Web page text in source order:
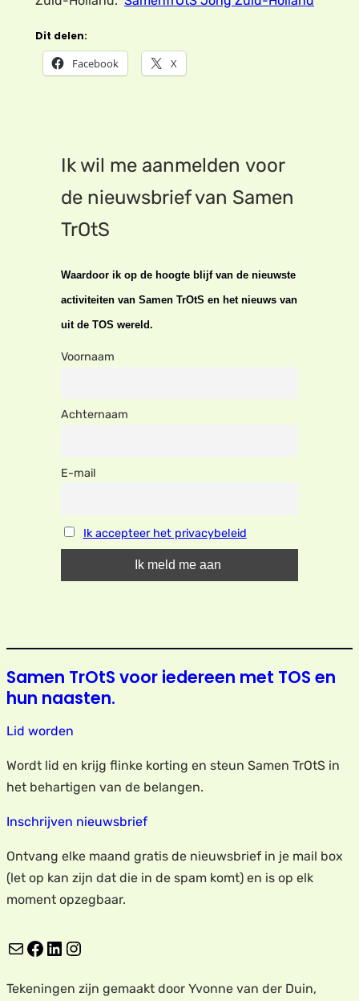
Dit delen:
Facebook X
Ik wil me aanmelden voor
de nieuwsbrief van Samen
TrOtS
Waardoor ik op de hoogte blijf van de nieuwste
activiteiten van Samen TrOtS en het nieuws van
uit de TOS wereld.
Voornaam
Achternaam
E-mail
Ik accepteer het privacybeleid
Samen TrOtS voor iedereen met TOS en
hun naasten.
Lid worden
Wordt lid en krijg flinke korting en steun Samen TrOtS in
het behartigen van de belangen.
Inschrijven nieuwsbrief
Ontvang elke maand gratis de nieuwsbrief in je mail box
(let op kan zijn dat die in de spam komt) en is op elk
moment opzegbaar.
E-mail Facebook LinkedIn Instagram
Tekeningen zijn gemaakt door Yvonne van der Duin,